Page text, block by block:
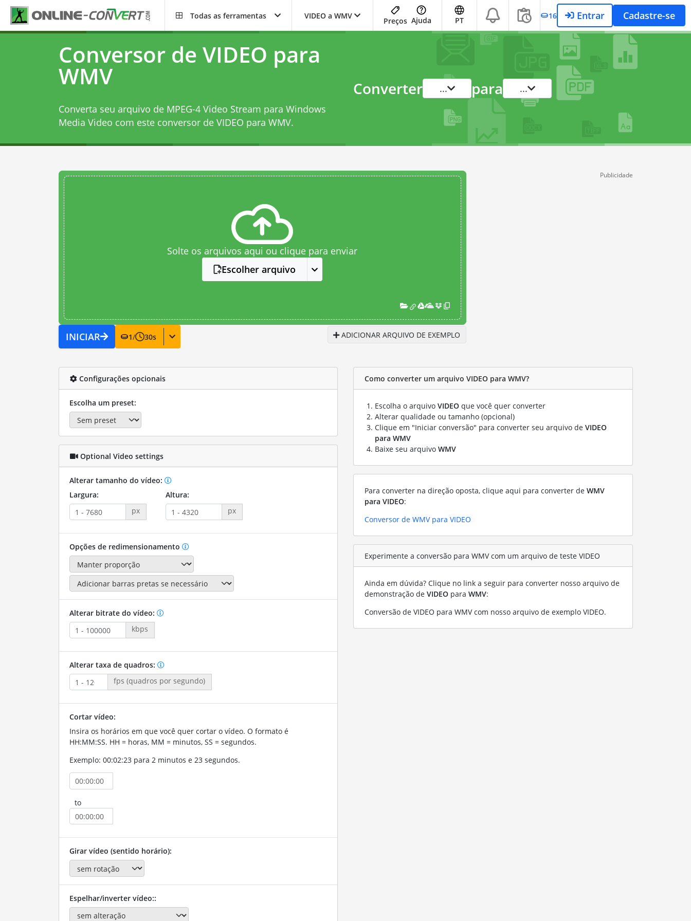
Todas as ferramentas VIDEO a WMV
Preços Ajuda PT 16 Entrar Cadastre-se
Conversor de VIDEO para
WMV
Converta seu arquivo de MPEG-4 Video Stream para Windows
Media Video com este conversor de VIDEO para WMV.
Converter ... para ...
Solte os arquivos aqui ou clique para enviar
Escolher arquivo
INICIAR 1/ 30s ADICIONAR ARQUIVO DE EXEMPLO
Publicidade
Configurações opcionais
Escolha um preset:
Optional Video settings
Alterar tamanho do vídeo:
Largura:
px
Altura:
px
Opções de redimensionamento
Alterar bitrate do vídeo:
kbps
Alterar taxa de quadros:
fps (quadros por segundo)
Cortar vídeo:
Insira os horários em que você quer cortar o vídeo. O formato é
HH:MM:SS. HH = horas, MM = minutos, SS = segundos.
Exemplo: 00:02:23 para 2 minutos e 23 segundos.
to
Girar vídeo (sentido horário):
Espelhar/inverter vídeo::
Como converter um arquivo VIDEO para WMV?
Escolha o arquivo VIDEO que você quer converter
Alterar qualidade ou tamanho (opcional)
Clique em "Iniciar conversão" para converter seu arquivo de VIDEO
para WMV
Baixe seu arquivo WMV
Para converter na direção oposta, clique aqui para converter de WMV
para VIDEO:
Conversor de WMV para VIDEO
Experimente a conversão para WMV com um arquivo de teste VIDEO
Ainda em dúvida? Clique no link a seguir para converter nosso arquivo de
demonstração de VIDEO para WMV:
Conversão de VIDEO para WMV com nosso arquivo de exemplo VIDEO.